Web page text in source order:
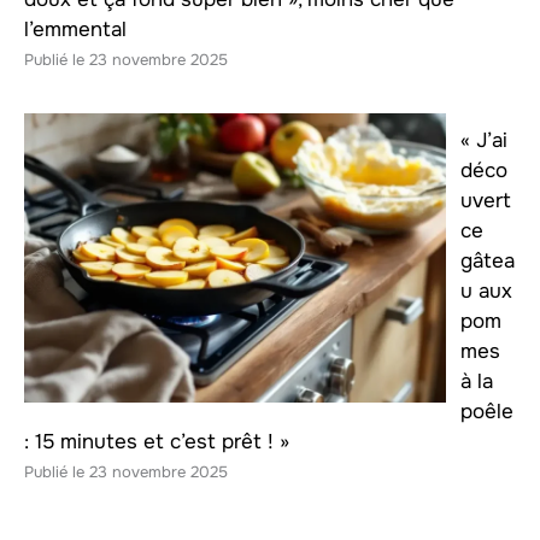
l’emmental
23 novembre 2025
« J’ai
déco
uvert
ce
gâtea
u aux
pom
mes
à la
poêle
: 15 minutes et c’est prêt ! »
23 novembre 2025